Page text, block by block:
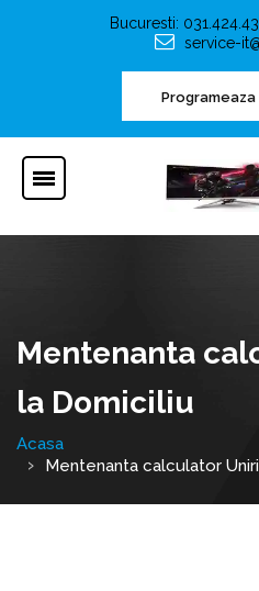
Bucuresti:
service-
Mentenanta
la Domiciliu
Acasa
Mentenanta calculator